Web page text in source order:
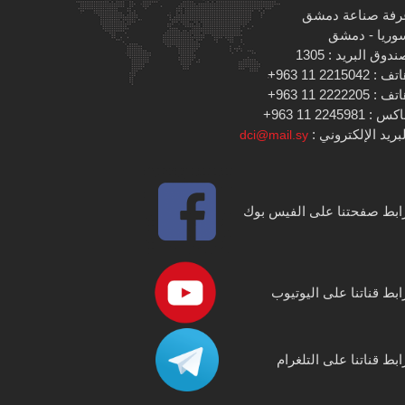
صناعة دمشق
- دمشق
البريد : 1305
: 2215042 11 963+
: 2222205 11 963+
: 2245981 11 963+
الإلكتروني : dci@mail.sy
صفحتنا على الفيس بوك
قناتنا على اليوتيوب
قناتنا على التلغرام